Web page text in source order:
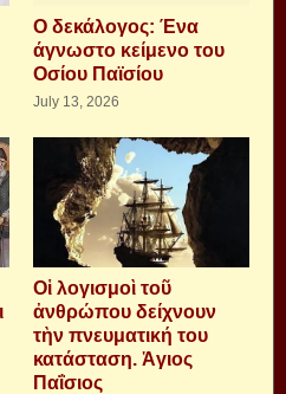
Ο δεκάλογος: Ένα
άγνωστο κείμενο του
Οσίου Παϊσίου
July 13, 2026
Οἱ λογισμοὶ τοῦ
ἀνθρώπου δείχνουν
τὴν πνευματική του
κατάσταση. Ἁγιος
Παΐσιος